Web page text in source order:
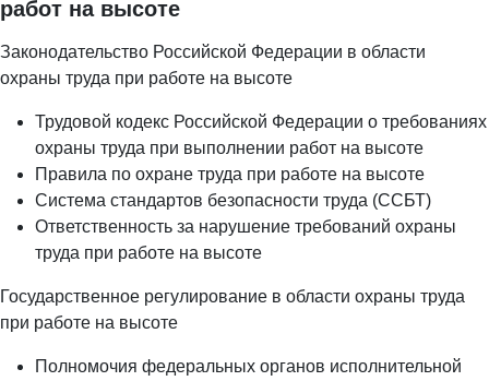
работ на высоте
Законодательство Российской Федерации в области
охраны труда при работе на высоте
Трудовой кодекс Российской Федерации о требованиях
охраны труда при выполнении работ на высоте
Правила по охране труда при работе на высоте
Система стандартов безопасности труда (ССБТ)
Ответственность за нарушение требований охраны
труда при работе на высоте
Государственное регулирование в области охраны труда
при работе на высоте
Полномочия федеральных органов исполнительной